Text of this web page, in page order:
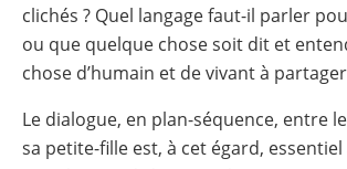
clichés ? Quel langage faut-il parler
ou que quelque chose soit dit et
chose d’humain et de vivant à
Le dialogue, en plan-séquence, entre
sa petite-fille est, à cet égard, essentiel